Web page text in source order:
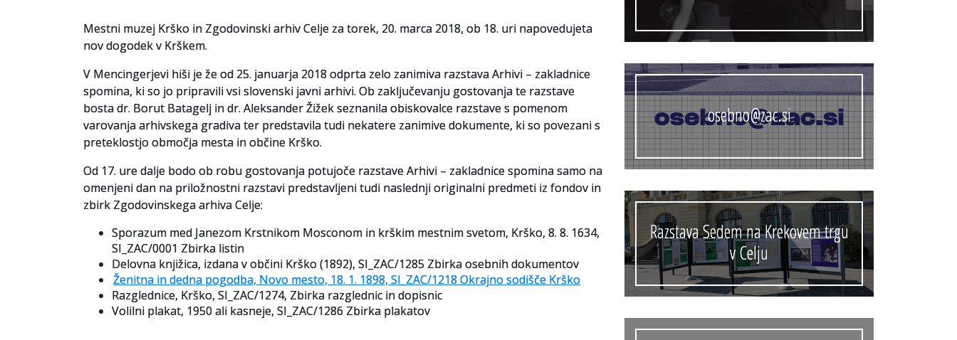
Mestni muzej Krško in Zgodovinski arhiv Celje za torek, 20. marca 2018, ob 18. uri napovedujeta
nov dogodek v Krškem.
V Mencingerjevi hiši je že od 25. januarja 2018 odprta zelo zanimiva razstava Arhivi – zakladnice
spomina, ki so jo pripravili vsi slovenski javni arhivi. Ob zaključevanju gostovanja te razstave
bosta dr. Borut Batagelj in dr. Aleksander Žižek seznanila obiskovalce razstave s pomenom
varovanja arhivskega gradiva ter predstavila tudi nekatere zanimive dokumente, ki so povezani s
preteklostjo območja mesta in občine Krško.
Od 17. ure dalje bodo ob robu gostovanja potujoče razstave Arhivi – zakladnice spomina samo na
omenjeni dan na priložnostni razstavi predstavljeni tudi naslednji originalni predmeti iz fondov in
zbirk Zgodovinskega arhiva Celje:
Sporazum med Janezom Krstnikom Mosconom in krškim mestnim svetom, Krško, 8. 8. 1634,
SI_ZAC/0001 Zbirka listin
Delovna knjižica, izdana v občini Krško (1892), SI_ZAC/1285 Zbirka osebnih dokumentov
Ženitna in dedna pogodba, Novo mesto, 18. 1. 1898, SI_ZAC/1218 Okrajno sodišče Krško
Razglednice, Krško, SI_ZAC/1274, Zbirka razglednic in dopisnic
Volilni plakat, 1950 ali kasneje, SI_ZAC/1286 Zbirka plakatov
osebno@zac.si
Razstava Sedem na Krekovem trgu
v Celju